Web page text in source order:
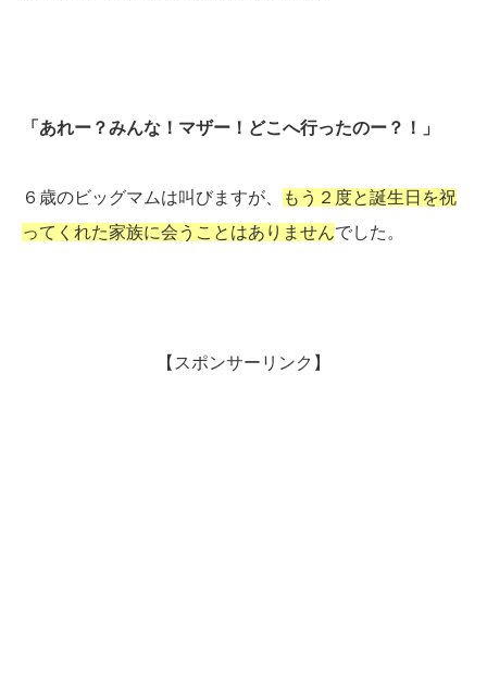
「あれー？みんな！マザー！どこへ行ったのー？！」
６歳のビッグマムは叫びますが、
もう２度と誕生日を祝
ってくれた家族に会うことはありませんでした。
【スポンサーリンク】